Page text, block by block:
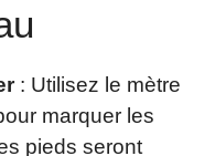
: Utilisez le mètre
marquer les
pieds seront